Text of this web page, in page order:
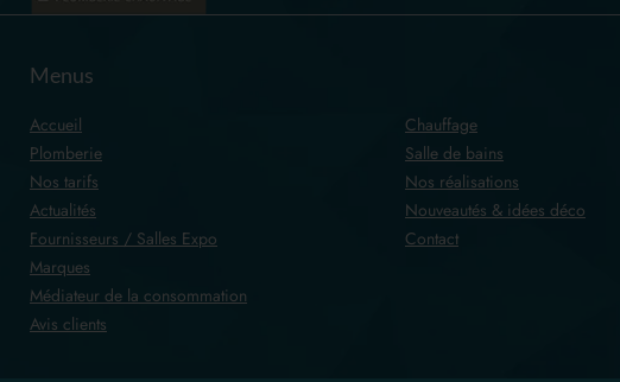
Menus
Accueil
Chauffage
Plomberie
Salle de bains
Nos tarifs
Nos réalisations
Actualités
Nouveautés & idées déco
Fournisseurs / Salles Expo
Marques
Médiateur de la consommation
Contact
Avis clients